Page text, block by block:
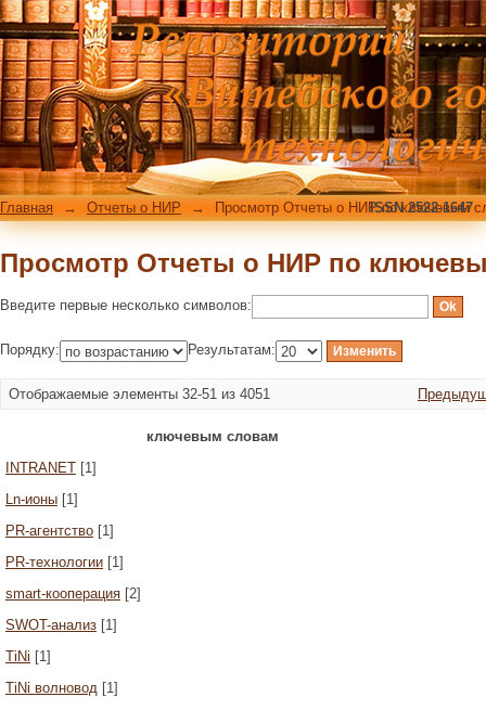
Просмотр Отчеты о НИР по
Главная → Отчеты о НИР → Просмотр Отчеты о НИР по ключевым
ISSN 2522-1647
Просмотр Отчеты о НИР по
Введите первые несколько символов:
Порядку: Результатам:
Отображаемые элементы 32-51 из 4051
ключевым словам
INTRANET [1]
Ln-ионы [1]
PR-агентство [1]
PR-технологии [1]
smart-кооперация [2]
SWOT-анализ [1]
TiNi [1]
TiNi волновод [1]